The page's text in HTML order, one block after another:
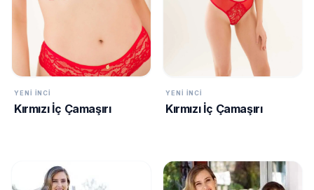
YENI İNCI
Kırmızı İç Çamaşırı
YENI İNCI
Kırmızı İç Çamaşırı